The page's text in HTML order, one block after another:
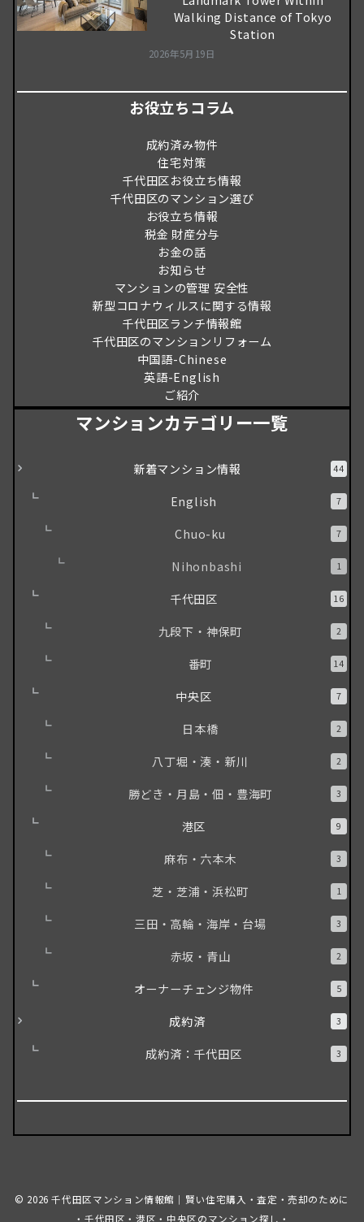
Walking Distance of Tokyo
Station
2026年5月19日
お役立ちコラム
成約済み物件
住宅対策
千代田区お役立ち情報
千代田区のマンション選び
お役立ち情報
税金 財産分与
お金の話
お知らせ
マンションの管理 安全性
新型コロナウィルスに関する情報
千代田区ランチ情報館
千代田区のマンションリフォーム
中国語-Chinese
英語-English
ご紹介
マンションカテゴリー一覧
新着マンション情報 44
English 7
Chuo-ku 7
Nihonbashi 1
千代田区 16
九段下・神保町 2
番町 14
中央区 7
日本橋 2
八丁堀・湊・新川 2
勝どき・月島・佃・豊海町 3
港区 9
麻布・六本木 3
芝・芝浦・浜松町 1
三田・高輪・海岸・台場 3
赤坂・青山 2
オーナーチェンジ物件 5
成約済 3
成約済：千代田区 3
© 2026千代田区マンション情報館｜賢い住宅購入・査定・売却のために
・千代田区・港区・中央区のマンション探し・